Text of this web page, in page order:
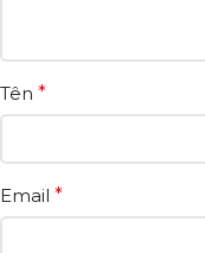
Tên *
Email *